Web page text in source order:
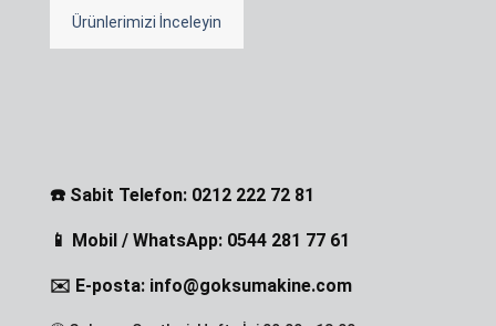
Ürünlerimizi İnceleyin
☎️ Sabit Telefon: 0212 222 72 81
📱 Mobil / WhatsApp: 0544 281 77 61
✉️ E-posta: info@goksumakine.com